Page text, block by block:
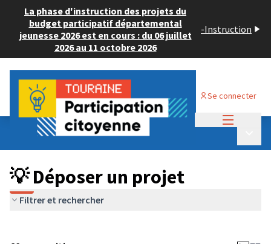
La phase d'instruction des projets du
budget participatif départemental
jeunesse 2026 est en cours : du 06 juillet
2026 au 11 octobre 2026
-Instruction
Se connecter
Budget Participatif ADULTE 2024
💡 Déposer un projet
💡 Déposer un projet
Filtrer et rechercher